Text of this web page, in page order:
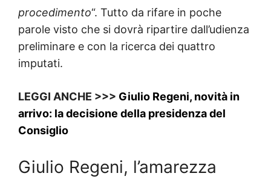
procedimento“. Tutto da rifare in poche
parole visto che si dovrà ripartire dall’udienza
preliminare e con la ricerca dei quattro
imputati.
LEGGI ANCHE >>> Giulio Regeni, novità in
arrivo: la decisione della presidenza del
Consiglio
Giulio Regeni, l’amarezza